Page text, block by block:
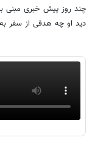
چند روز پیش خبری مبنی
دید او چه هدفی از سفر به